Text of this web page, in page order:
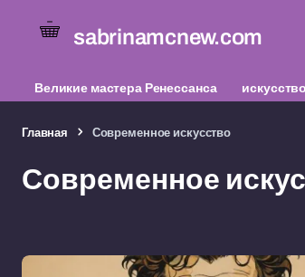
sabrinamcnew.com
Великие мастера Ренессанса искусство
Главная Современное искусство
Современное